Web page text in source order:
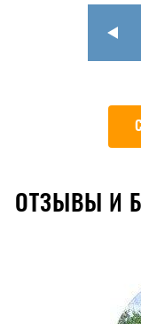
ОТЗЫВЫ И